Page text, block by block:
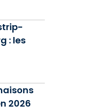
: les
2026